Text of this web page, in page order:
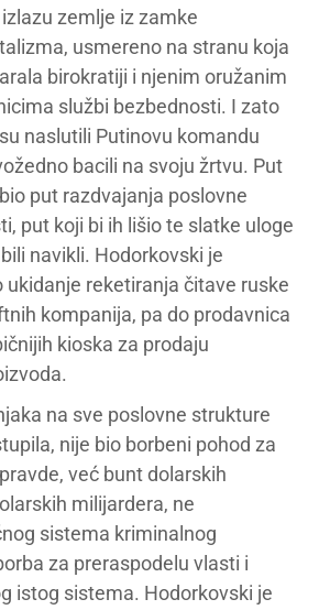
zemlje iz zamke
usmereno na stranu koja
birokratiji i njenim oružanim
službi bezbednosti. I zato
naslutili Putinovu komandu
bacili na svoju žrtvu. Put
put razdvajanja poslovne
put koji bi ih lišio te slatke uloge
navikli. Hodorkovski je
ukidanje reketiranja čitave ruske
kompanija, pa do prodavnica
kioska za prodaju
na sve poslovne strukture
nije bio borbeni pohod za
već bunt dolarskih
milijardera, ne
sistema kriminalnog
za preraspodelu vlasti i
istog sistema. Hodorkovski je